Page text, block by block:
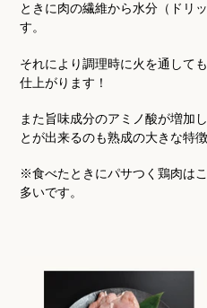
ときに肉の繊維から水分（ドリ
す。
それにより調理時に火を通して
仕上がります！
また旨味成分のアミノ酸が増加
とが出来るのも熟成の大きな特徴
※食べたときにパサつく鶏肉は
多いです。